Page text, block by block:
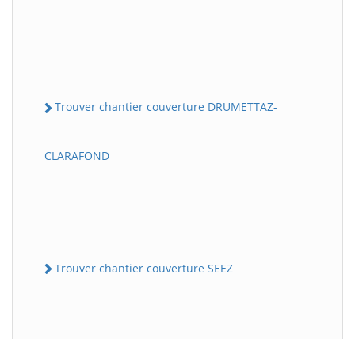
Trouver chantier couverture DRUMETTAZ-
CLARAFOND
Trouver chantier couverture SEEZ